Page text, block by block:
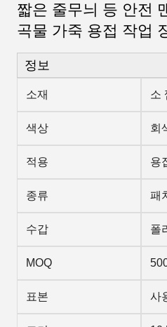
짧은 줄무늬 등 안전
곡물 가죽 용접 작업
정보
소재 소
색상 회
적용 용
종류 패
수갑 폴
MOQ
표본 사